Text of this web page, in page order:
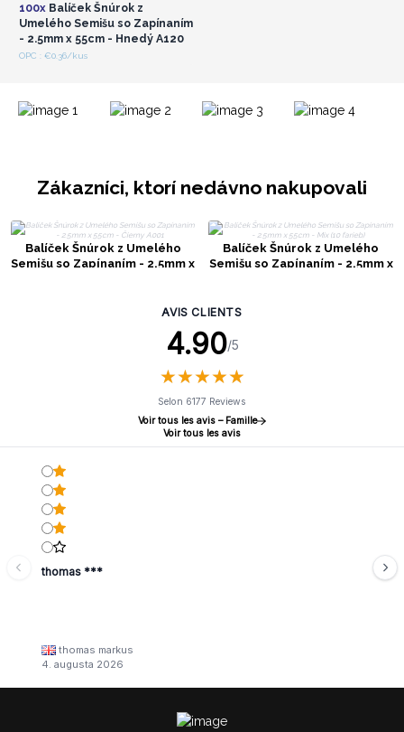
100xBalíček Šnúrok z
Umelého Semišu so Zapínaním
- 2.5mm x 55cm - Hnedý A120
OPC : €0.36/kus
Zákazníci, ktorí nedávno nakupovali
Balíček Šnúrok z Umelého
Semišu so Zapínaním - 2.5mm x
Balíček Šnúrok z Umelého
Semišu so Zapínaním - 2.5mm x
AVIS CLIENTS
4.90/5
★★★★★
★★★★★
Selon 6177 Reviews
Voir tous les avis – Famille
Voir tous les avis
thomas ***
thomas markus
4. augusta 2026